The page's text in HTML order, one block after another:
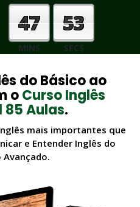
47
MINS
52
SECS
do Básico ao
oCurso Inglês
85 Aulas.
mais importantes que
e Entender Inglês do
Avançado.